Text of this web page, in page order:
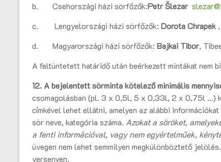
b. Csehországi házi sörfőzők:Petr Šlezar
c. Lengyelországi házi sörfőzők: Dorota Chrapek ,
d. Magyarországi házi sörfőzők: Bajkai Tibor,
A feltüntetett határidő után beérkezett mintákat nem
12. A bejelentett sörminta kötelezőminimális
csomagolásban (pl. 3 x 0,5l, 5 x 0,33l, 2 x 0,75l …)
címkével lehet ellátni, amelyen az alábbi
sör neve, kategória száma. Azokat a söröket,
a fenti információval, vagy nem egyértelműek,
üvegen nem lehet semmilyen megkülönböztető
versenyen.